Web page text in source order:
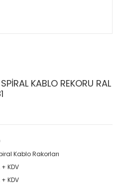
KABLO REKORU RAL
Kablo Rakorları
KDV
KDV